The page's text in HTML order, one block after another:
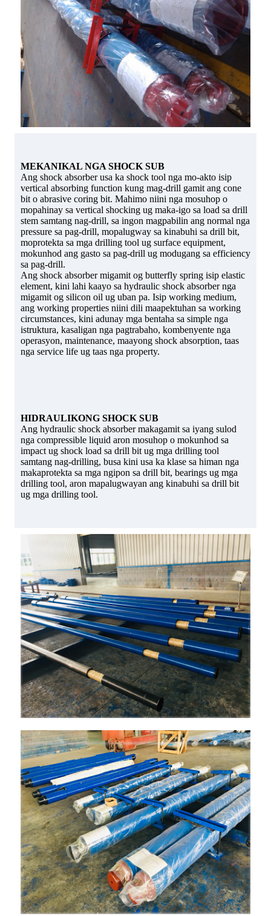
MEKANIKAL NGA SHOCK SUB
Ang shock absorber usa ka shock tool nga mo-akto isip
vertical absorbing function kung mag-drill gamit ang cone
bit o abrasive coring bit. Mahimo niini nga mosuhop o
mopahinay sa vertical shocking ug maka-igo sa load sa drill
stem samtang nag-drill, sa ingon magpabilin ang normal nga
pressure sa pag-drill, mopalugway sa kinabuhi sa drill bit,
moprotekta sa mga drilling tool ug surface equipment,
mokunhod ang gasto sa pag-drill ug modugang sa efficiency
sa pag-drill.
Ang shock absorber migamit og butterfly spring isip elastic
element, kini lahi kaayo sa hydraulic shock absorber nga
migamit og silicon oil ug uban pa. Isip working medium,
ang working properties niini dili maapektuhan sa working
circumstances, kini adunay mga bentaha sa simple nga
istruktura, kasaligan nga pagtrabaho, kombenyente nga
operasyon, maintenance, maayong shock absorption, taas
nga service life ug taas nga property.
HIDRAULIKONG SHOCK SUB
Ang hydraulic shock absorber makagamit sa iyang sulod
nga compressible liquid aron mosuhop o mokunhod sa
impact ug shock load sa drill bit ug mga drilling tool
samtang nag-drilling, busa kini usa ka klase sa himan nga
makaprotekta sa mga ngipon sa drill bit, bearings ug mga
drilling tool, aron mapalugwayan ang kinabuhi sa drill bit
ug mga drilling tool.